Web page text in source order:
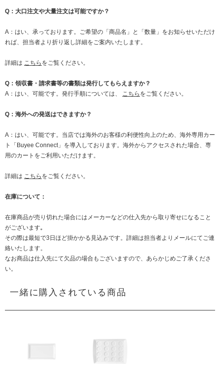
Q：大口注文や大量注文は可能ですか？
A：はい、承っております。ご希望の「商品名」と「数量」をお知らせいただけ
れば、担当者より折り返し詳細をご案内いたします。
詳細は こちら をご覧ください。
Q：領収書・請求書等の書類は発行してもらえますか？
A：はい、可能です。発行手順については、
こちら をご覧ください。
Q：海外への発送はできますか？
A：はい、可能です。当店では海外のお客様の利便性向上のため、海外専用カー
ト「Buyee Connect」を導入しております。海外からアクセスされた場合、専
用のカートをご利用いただけます。
詳細は こちら をご覧ください。
在庫について：
在庫商品が売り切れた場合にはメーカーなどの仕入先から取り寄せになること
がございます｡
その際は最短で3日ほど掛かかる見込みです。詳細は担当者よりメールにてご連
絡いたします。
なお商品は仕入先にて欠品の場合もございますので、あらかじめご了承くださ
い。
一緒に購入されている商品